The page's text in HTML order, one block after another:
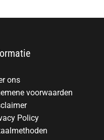
ons
voorwaarden
Policy